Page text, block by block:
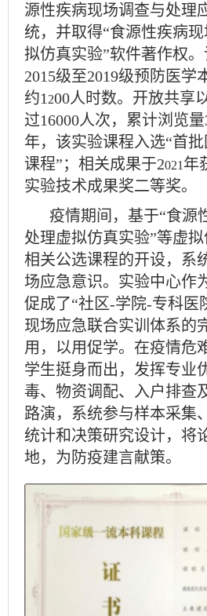
源性疾病现场调查与处理
统，并取得“食源性疾病
拟仿真实验”软件著作权
2015级至2019级预防医学
约1 200人时数。开放共享
过16000人次，累计浏览量
年，该实验课程入选“首
课程”；相关成果于2021 年
实验技术成果奖二等奖。
疫情期间，基于“食源
处理虚拟仿真实验”等虚
相关公选课程的开设，系
场应急意识。实验中心作
促成了“社区-学院-专科医
现场应急联合实训体系的
用，以用促学。在疫情危
学生挺身而出，发挥专业
毒、物资调配、入户排查
路演，系统参与样本采集
统计和决策研究设计，将
地，为防疫建言献策。